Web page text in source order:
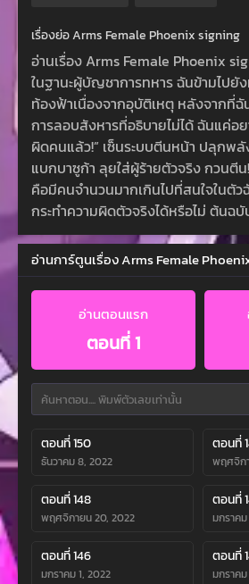
เรื่องย่อ Arms Female Phoenix signing
อ่านเรื่อง Arms Female Phoenix
ในฐานะผู้บัญชาการทหาร ฉันข้ามไ
ท้องฟ้าเนื่องจากอุบัติเหตุ หลังจากที่
การลอบสังหารที่อธิบายไม่ได้ ฉันแค่อ
ผิดคนแล้ว!” เซ็นระบบตีนหน้า ปลุกพ
แบกบาซูก้า ลุยใส่ผู้ร้ายตัวจริง กวนตีน
คือมีคนจำนวนมากเกินไปที่สนใจในตั
กระทำความผิดตัวจริงได้หรือไม่ ต้นฉ
อ่านการ์ตูนเรื่อง Arms Female
อ่านตอนแรก
ตอนที่ 1
ตอนที่ 150
ธันวาคม 8, 2022
ตอนที่
พฤศจิก
ตอนที่ 148
พฤศจิกายน 20, 2022
ตอนที่
มกราคม
ตอนที่ 146
มกราคม 1, 2022
ตอนที่
มกราคม